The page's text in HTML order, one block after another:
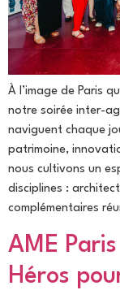
À l’image de Paris
notre soirée inter-
naviguent chaque
patrimoine,
nous cultivons un
disciplines :
complémentaires
AME
Héros